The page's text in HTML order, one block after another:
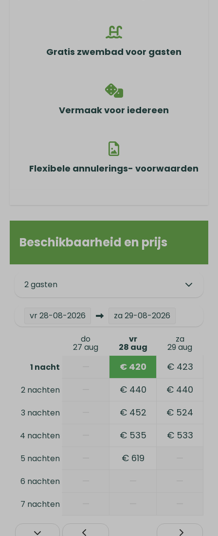
Gratis zwembad voor gasten
Vermaak voor iedereen
Flexibele annulerings- voorwaarden
Beschikbaarheid en prijs
2 gasten
vr28-08-2026 za 29-08-2026
do
27 aug
vr
28 aug
za
29 aug
1 nacht
€ 420 € 423
2 nachten € 440 € 440
3 nachten € 452 € 524
4 nachten € 535 € 533
5 nachten € 619
6 nachten
7 nachten